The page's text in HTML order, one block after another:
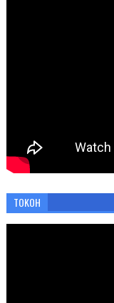
TOKOH